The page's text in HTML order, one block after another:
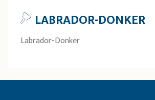
LABRADOR-DONKER
Labrador-Donker